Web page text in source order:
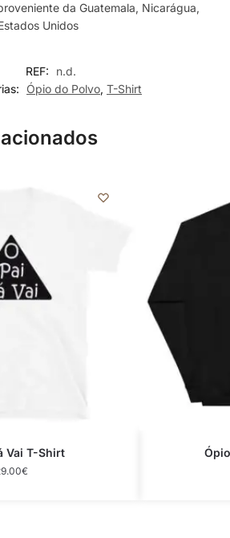
da Guatemala, Nicarágua,
Unidos
REF:
n.d.
Ópio do Polvo, T-Shirt
Vai T-Shirt
€